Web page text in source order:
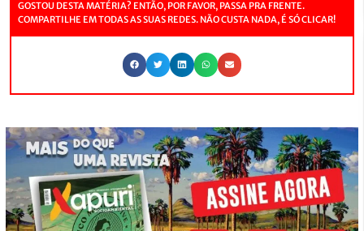
GOSTOU DESTA MATÉRIA? ENTÃO, POR FAVOR, PASSA PRA FRENTE.
COMPARTILHE EM TODAS AS SUAS REDES. NÃO CUSTA NADA, É SÓ CLICAR!